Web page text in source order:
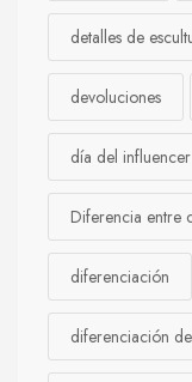
detalles de
devoluciones
día del influencer
Diferencia entre
diferenciación
diferenciación